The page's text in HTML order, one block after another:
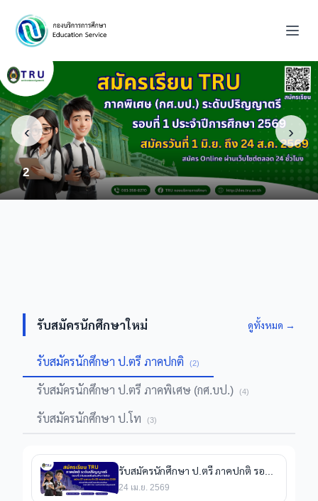
2
‹ ›
รับสมัครนักศึกษาใหม่ ดูทั้งหมด →
รับสมัครนักศึกษา ป.ตรี ภาคปกติ (2)
รับสมัครนักศึกษา ป.ตรี ภาคพิเศษ (กศ.บป.) (4)
รับสมัครนักศึกษา ป.โท (3)
24 เม.ย. 2569